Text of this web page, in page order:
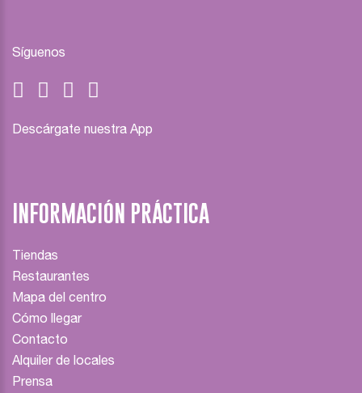
Síguenos
Descárgate nuestra App
INFORMACIÓN PRÁCTICA
Tiendas
Restaurantes
Mapa del centro
Cómo llegar
Contacto
Alquiler de locales
Prensa